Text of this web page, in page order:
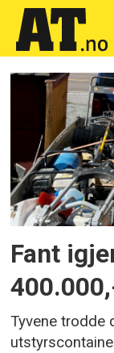
Emne:
duvholt
as
Fant
Tyvene trodde